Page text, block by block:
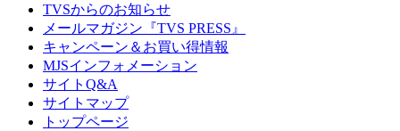
TVSからのお知らせ
メールマガジン『TVS PRESS』
キャンペーン＆お買い得情報
MJSインフォメーション
サイトQ&A
サイトマップ
トップページ